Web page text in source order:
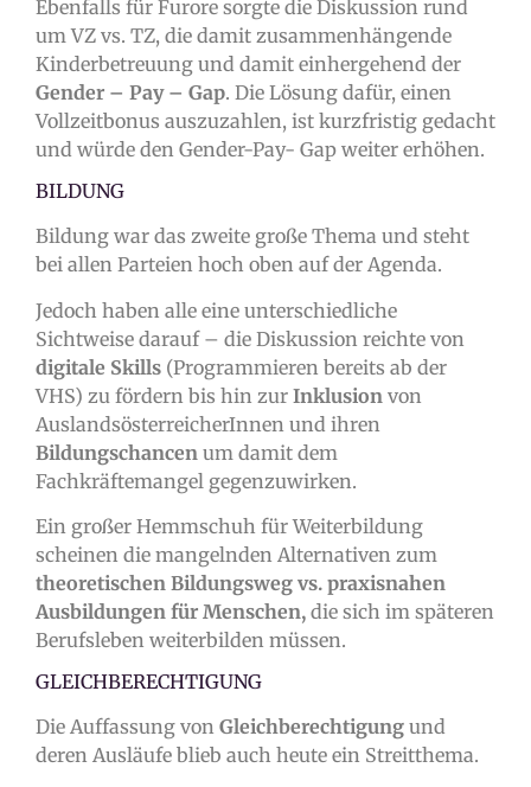
Ebenfalls für Furore sorgte die Diskussion rund
um VZ vs. TZ, die damit zusammenhängende
Kinderbetreuung und damit einhergehend der
Gender – Pay – Gap. Die Lösung dafür, einen
Vollzeitbonus auszuzahlen, ist kurzfristig gedacht
und würde den Gender-Pay- Gap weiter erhöhen.
BILDUNG
Bildung war das zweite große Thema und steht
bei allen Parteien hoch oben auf der Agenda.
Jedoch haben alle eine unterschiedliche
Sichtweise darauf – die Diskussion reichte von
digitale Skills (Programmieren bereits ab der
VHS) zu fördern bis hin zur Inklusion von
AuslandsösterreicherInnen und ihren
Bildungschancen um damit dem
Fachkräftemangel gegenzuwirken.
Ein großer Hemmschuh für Weiterbildung
scheinen die mangelnden Alternativen zum
theoretischen Bildungsweg vs. praxisnahen
Ausbildungen für Menschen, die sich im späteren
Berufsleben weiterbilden müssen.
GLEICHBERECHTIGUNG
Die Auffassung von Gleichberechtigung und
deren Ausläufe blieb auch heute ein Streitthema.